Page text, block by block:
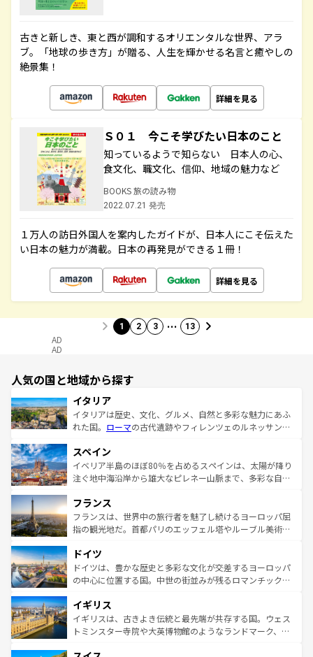
古きと新しき、東と西が調和するオリエンタルな世界、アラ
ブ。「地球の歩き方」が贈る、人生を輝かせる名言と癒やしの
絶景集！
詳細を見る
Ｓ０１ 今こそ学びたい日本のこと
知っているようで知らない 日本人の心、
食文化、職文化、信仰、地域の魅力など
BOOKS 旅の読み物
2022.07.21 発売
１万人の訪日外国人を案内したガイドが、日本人にこそ伝えた
い日本の魅力が満載。日本の再発見ができる１冊！
詳細を見る
1 2 3 … 13
AD
AD
人気の国と地域から探す
イタリア
イタリアは歴史、文化、グルメ、自然と多彩な魅力にあふ
れた国。 ローマの古代遺跡やフィレンツェのルネッサンス
ろん、トスカーナの美しい田園風景やアマルフィ海岸の絶
景など、自然景観も見逃せない。観光の合間には、本場の
ピザやパスタなど、絶品のイタリア料理を堪能することも
ませてくれるイタリアで、忘れられない旅をしてみよう！
なお、新着のイタリア情報はコンテンツ一覧 を参照してほ
しい。
スペイン
イベリア半島のほぼ80％を占めるスペインは、太陽が降り
注ぐ地中海沿岸から雄大なピレネー山脈まで、多彩な自然
文化が根付くこの国では、情熱的なフラメンコ、熱気あふ
れる闘牛、そして美味しいタパスが生活の一部となってい
る。首都マドリードの洗練された雰囲気や、バルセロナの
の城塞都市、穏やかなビーチリゾートまで多彩な表情を見
せる。地方によって風土や気候が異なるスペインはその個
性で訪れる人を魅了する。 なお、新着のスペイン情報はコ
フランス
フランスは、世界中の旅行者を魅了し続けるヨーロッパ屈
指の観光地だ。首都パリのエッフェル塔やルーブル美術館
で、幅広い魅力が詰まっている。華麗な宮殿、歴史的な大
聖堂、美しいビーチ、そして豊かな自然が、訪れる者を心
から魅了する。また、フランスは美食の国としても知ら
いる。シャンパンの発祥地であるランス、プロヴァンスの
香り高いラベンダー畑など、多彩な楽しみ方が可能だ。さ
らに、パリ以外の地域にも魅力が溢れており、どの街角に
れる地方に足を運ぶとそれぞれで全く異なる文化を体験で
ドイツ
ドイツは、豊かな歴史と多彩な文化が交差するヨーロッパ
の中心に位置する国。中世の街並みが残るロマンチック街
顔を持つこの国は、どこを歩いても飽きることがない。ベ
ルリンの文化的活気、バイエルン州のアルプスの絶景、そ
してライン川沿いのワイン畑といった風景は必見。ビール
イギリス
イギリスは、古きよき伝統と最先端が共存する国。ウェス
トミンスター寺院や大英博物館のようなランドマーク、歴